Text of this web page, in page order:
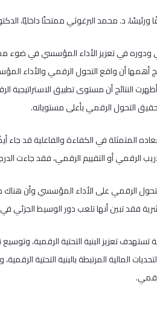
د. محمد البرغوثي ممتحنًا داخليًا،
في تعزيز الأداء المؤسسي في ضوء
أن واقع التحول الرقمي والأداء
أن مستوى تطبيق الاستراتيجية
التحول الرقمي بأعلى مستوياته.
المتمثلة في الكفاءة والفاعلية قد
الرقمي أو التقييم الرقمي، فقد جاءت
الرقمي على الأداء المؤسسي وأن
فقد تبين أنها تلعب دور الوسيط
تعزيز البنية التحتية الرقمية،
المالية المرتبطة بالبنية التحتية